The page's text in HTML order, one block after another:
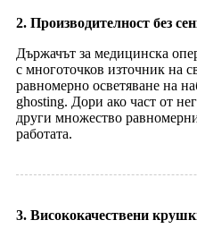
2. Производителност без
Държачът за медицинска
с многоточков източник на
равномерно осветяване на
ghosting. Дори ако част от
други множество
работата.
3. Висококачествени